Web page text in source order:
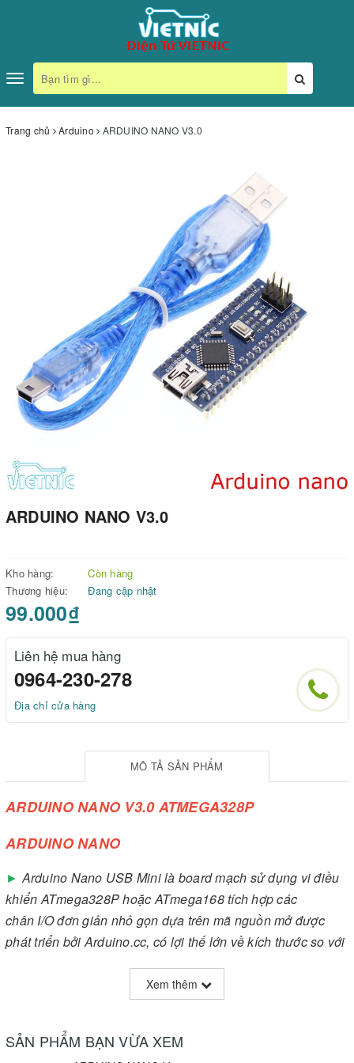
Toggle
navigation
Trang chủ Arduino ARDUINO NANO V3.0
ARDUINO NANO V3.0
Kho hàng:
Còn hàng
Thương hiệu:
Đang cập nhật
99.000₫
Liên hệ mua hàng
0964-230-278
Địa chỉ cửa hàng
MÔ TẢ SẢN PHẨM
ARDUINO NANO V3.0 ATMEGA328P
ARDUINO NANO
► Arduino Nano USB Mini là board mạch sử dụng vi điều
khiển ATmega328P hoặc ATmega168 tích hợp các
chân I/O đơn giản nhỏ gọn dựa trên mã nguồn mở được
phát triển bởi Arduino.cc, có lợi thế lớn về kích thước so với
thể hoạt động độc lập và tương tác hiệu quả với các thiết bị
điện tử, cũng có thể giúp những người mới tìm hiểu về
Arduino có thể kết nối với PC, phối hợp với Flash, Xử lý,
Max / Msp, PD, và các phần mềm khác một cách dễ dàng.
Xem thêm
SẢN PHẨM BẠN VỪA XEM